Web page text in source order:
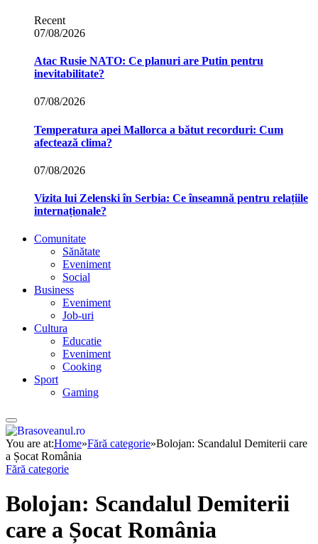
Recent
07/08/2026
Atac Rusie NATO: Ce planuri are Putin pentru
inevitabilitate?
07/08/2026
Temperatura apei Mallorca a bătut recorduri: Cum
afectează clima?
07/08/2026
Vizita lui Zelenski în Serbia: Ce înseamnă pentru relațiile
internaționale?
Comunitate
Sănătate
Eveniment
Social
Business
Eveniment
Job-uri
Cultura
Educatie
Eveniment
Cooking
Sport
Gaming
You are at:Home»Fără categorie»Bolojan: Scandalul Demiterii care
a Șocat România
Fără categorie
Bolojan: Scandalul Demiterii
care a Șocat România